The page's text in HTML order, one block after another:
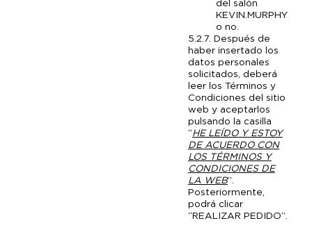
del salón
KEVIN.MURPHY
o no.
5.2.7. Después de
haber insertado los
datos personales
solicitados, deberá
leer los Términos y
Condiciones del sitio
web y aceptarlos
pulsando la casilla
“HE LEÍDO Y ESTOY
DE ACUERDO CON
LOS TÉRMINOS Y
CONDICIONES DE
LA WEB”.
Posteriormente,
podrá clicar
“REALIZAR PEDIDO”.